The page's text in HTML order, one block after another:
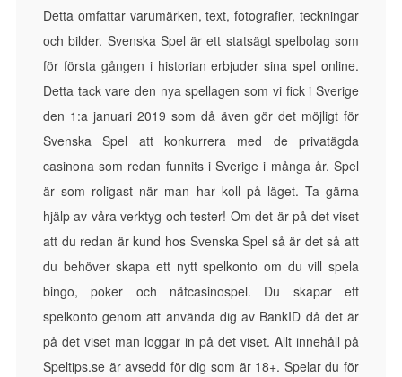
Detta omfattar varumärken, text, fotografier, teckningar
och bilder. Svenska Spel är ett statsägt spelbolag som
för första gången i historian erbjuder sina spel online.
Detta tack vare den nya spellagen som vi fick i Sverige
den 1:a januari 2019 som då även gör det möjligt för
Svenska Spel att konkurrera med de privatägda
casinona som redan funnits i Sverige i många år. Spel
är som roligast när man har koll på läget. Ta gärna
hjälp av våra verktyg och tester! Om det är på det viset
att du redan är kund hos Svenska Spel så är det så att
du behöver skapa ett nytt spelkonto om du vill spela
bingo, poker och nätcasinospel. Du skapar ett
spelkonto genom att använda dig av BankID då det är
på det viset man loggar in på det viset. Allt innehåll på
Speltips.se är avsedd för dig som är 18+. Spelar du för